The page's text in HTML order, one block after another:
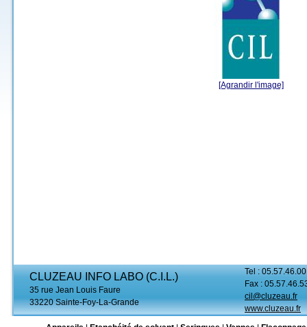
[Agrandir l'image]
CLUZEAU INFO LABO (C.I.L.)
35 rue Jean Louis Faure
33220 Sainte-Foy-La-Grande
Tel :
Fax :
cil@cluzeau.fr
www.cluzeau.fr